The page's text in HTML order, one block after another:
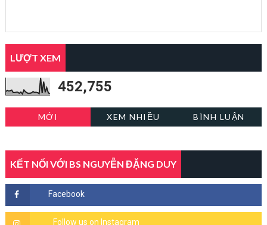
LƯỢT XEM
452,755
MỚI XEM NHIỀU BÌNH LUẬN
KẾT NỐI VỚI BS NGUYỄN ĐẶNG DUY